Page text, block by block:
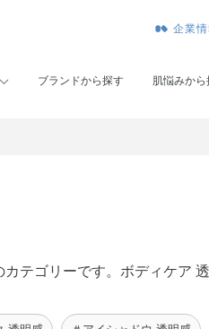
企業情
ブランドから探す 肌悩みから
テゴリーです。ボディケア